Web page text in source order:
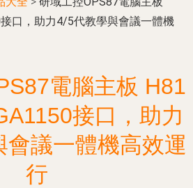
口，助力4/5代教學與會議一體機
電腦主板 H81
接口，助力
議一體機高效運
行